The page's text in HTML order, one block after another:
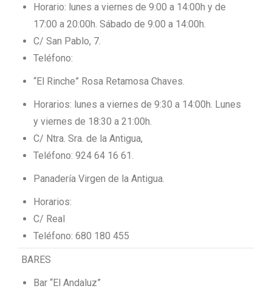
Horario: lunes a viernes de 9:00 a 14:00h y de
17:00 a 20:00h. Sábado de 9:00 a 14:00h.
C/ San Pablo, 7.
Teléfono:
“El Rinche” Rosa Retamosa Chaves.
Horarios: lunes a viernes de 9:30 a 14:00h. Lunes
y viernes de 18:30 a 21:00h.
C/ Ntra. Sra. de la Antigua,
Teléfono: 924 64 16 61.
Panadería Virgen de la Antigua.
Horarios:
C/ Real
Teléfono: 680 180 455
BARES
Bar “El Andaluz”